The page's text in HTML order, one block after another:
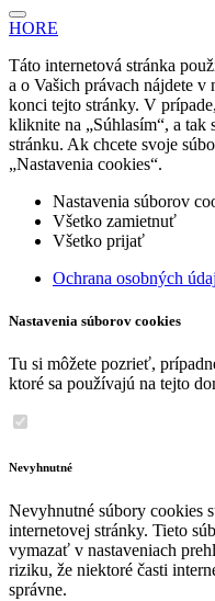
HORE
Táto internetová stránka
a o Vašich právach nájdete v
konci tejto stránky. V
kliknite na „Súhlasím“, a tak
stránku. Ak chcete svoje
„Nastavenia cookies“.
Nastavenia súborov
Všetko zamietnuť
Všetko prijať
Ochrana osobných
Nastavenia súborov cookies
Tu si môžete pozrieť,
ktoré sa používajú na tejto
Nevyhnutné
Nevyhnutné súbory cookies
internetovej stránky. Tieto
vymazať v nastaveniach
riziku, že niektoré časti
správne.